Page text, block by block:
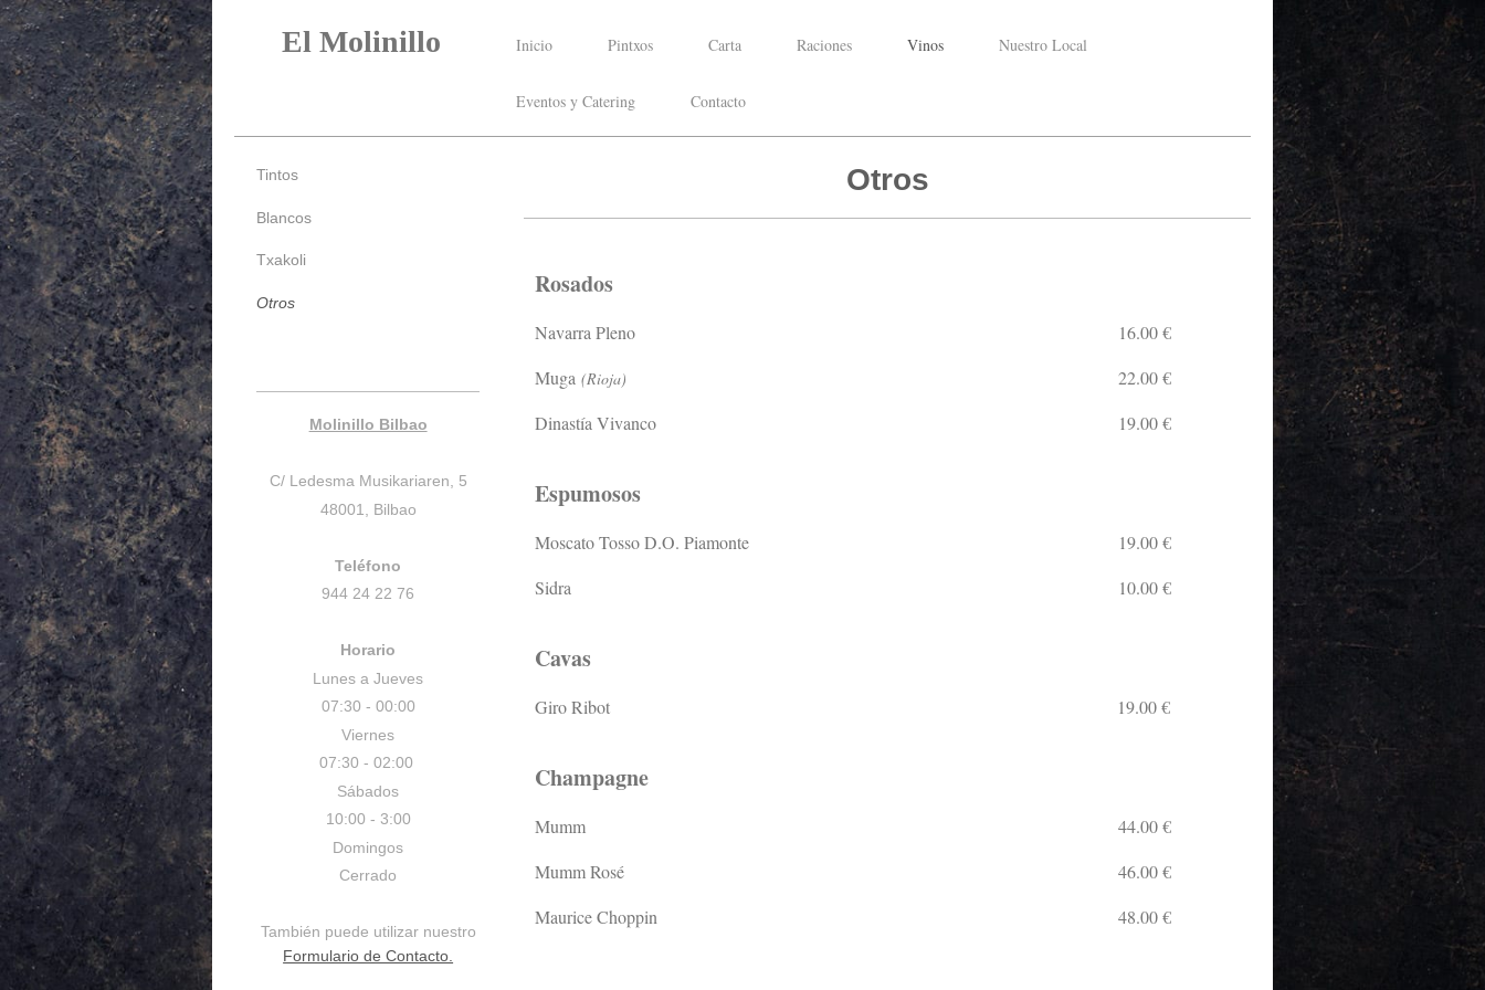
El Molinillo Inicio Pintxos Carta Raciones Vinos Nuestro Local
Eventos y Catering Contacto
Otros
Rosados
Navarra Pleno
16.00 €
Muga(Rioja)
22.00 €
Dinastía Vivanco
19.00 €
Espumosos
Moscato Tosso D.O. Piamonte
19.00 €
Sidra
10.00 €
Cavas
Giro Ribot 19.00 €
Champagne
Mumm
44.00 €
Mumm Rosé
46.00 €
Maurice Choppin
48.00 €
Tintos
Blancos
Txakoli
Otros
Molinillo Bilbao
C/ Ledesma Musikariaren, 5
48001, Bilbao
Teléfono
944 24 22 76
Horario
Lunes a Jueves
07:30 - 00:00
Viernes
07:30 - 02:00
Sábados
10:00 - 3:00
Domingos
Cerrado
También puede utilizar nuestro
Formulario de Contacto.